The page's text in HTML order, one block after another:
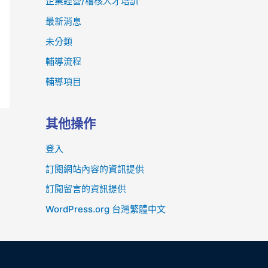
最新消息
未分類
輔導流程
輔導項目
其他操作
登入
訂閱網站內容的資訊提供
訂閱留言的資訊提供
WordPress.org 台灣繁體中文